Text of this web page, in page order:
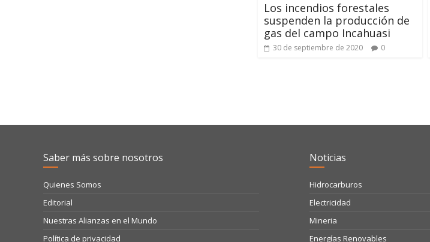
Los incendios forestales
suspenden la producción de
gas del campo Incahuasi
30 de septiembre de 2020 0
Saber más sobre nosotros
Quienes Somos
Editorial
Nuestras Alianzas en el Mundo
Política de privacidad
Noticias
Hidrocarburos
Electricidad
Mineria
Energías Renovables